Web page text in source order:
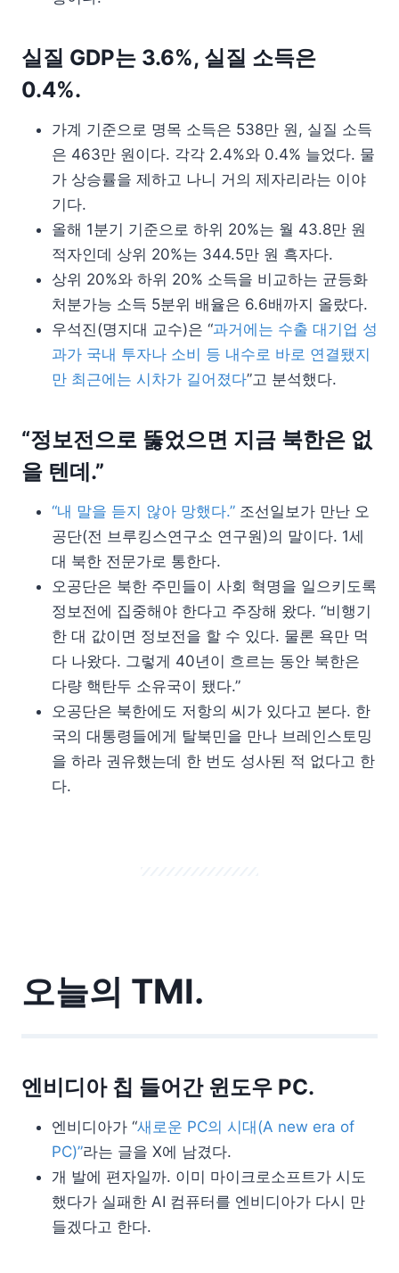
실질 GDP는 3.6%, 실질 소득은
0.4%.
가계 기준으로 명목 소득은 538만 원, 실질 소득
은 463만 원이다. 각각 2.4%와 0.4% 늘었다. 물
가 상승률을 제하고 나니 거의 제자리라는 이야
기다.
올해 1분기 기준으로 하위 20%는 월 43.8만 원
적자인데 상위 20%는 344.5만 원 흑자다.
상위 20%와 하위 20% 소득을 비교하는 균등화
처분가능 소득 5분위 배율은 6.6배까지 올랐다.
우석진(명지대 교수)은 “과거에는 수출 대기업 성
과가 국내 투자나 소비 등 내수로 바로 연결됐지
만 최근에는 시차가 길어졌다”고 분석했다.
“정보전으로 뚫었으면 지금 북한은 없
을 텐데.”
“내 말을 듣지 않아 망했다.” 조선일보가 만난 오
공단(전 브루킹스연구소 연구원)의 말이다. 1세
대 북한 전문가로 통한다.
오공단은 북한 주민들이 사회 혁명을 일으키도록
정보전에 집중해야 한다고 주장해 왔다. “비행기
한 대 값이면 정보전을 할 수 있다. 물론 욕만 먹
다 나왔다. 그렇게 40년이 흐르는 동안 북한은
다량 핵탄두 소유국이 됐다.”
오공단은 북한에도 저항의 씨가 있다고 본다. 한
국의 대통령들에게 탈북민을 만나 브레인스토밍
을 하라 권유했는데 한 번도 성사된 적 없다고 한
다.
오늘의 TMI.
엔비디아 칩 들어간 윈도우 PC.
엔비디아가 “새로운 PC의 시대(A new era of
PC)”라는 글을 X에 남겼다.
개 발에 편자일까. 이미 마이크로소프트가 시도
했다가 실패한 AI 컴퓨터를 엔비디아가 다시 만
들겠다고 한다.